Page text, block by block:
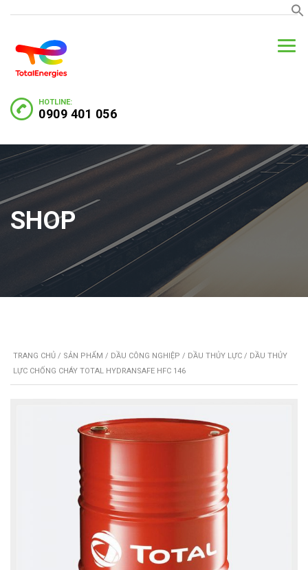
HOTLINE:
0909 401 056
SHOP
TRANG CHỦ / SẢN PHẨM / DẦU CÔNG NGHIỆP / DẦU THỦY LỰC / DẦU THỦY
LỰC CHỐNG CHÁY TOTAL HYDRANSAFE HFC 146